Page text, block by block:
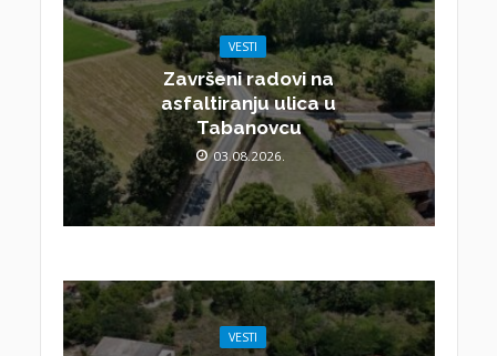
VESTI
Završeni radovi na
asfaltiranju ulica u
Tabanovcu
03.08.2026.
VESTI